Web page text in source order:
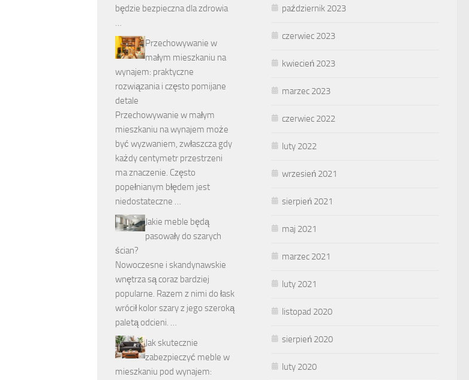
październik 2023
czerwiec 2023
kwiecień 2023
marzec 2023
czerwiec 2022
luty 2022
wrzesień 2021
sierpień 2021
maj 2021
marzec 2021
luty 2021
listopad 2020
sierpień 2020
luty 2020
będzie bezpieczna dla zdrowia
…
Przechowywanie w
małym mieszkaniu na
wynajem: praktyczne
rozwiązania i często pomijane
detale
Przechowywanie w małym
mieszkaniu na wynajem może
być wyzwaniem, zwłaszcza gdy
każdy centymetr przestrzeni
ma znaczenie. Często
popełnianym błędem jest
niedostateczne …
Jakie meble będą
pasowały do szarych
ścian?
Nowoczesne i skandynawskie
wnętrza są coraz bardziej
popularne. Razem z nimi do łask
wrócił kolor szary z jego szeroką
paletą odcieni. …
Jak skutecznie
zabezpieczyć meble w
mieszkaniu pod wynajem: